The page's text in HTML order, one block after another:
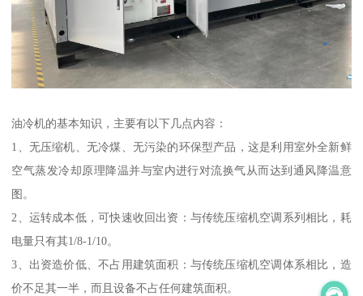
油冷机的基本知识，主要有以下几点内容：
1、无压缩机、无冷煤、无污染的环保型产品，这是利用室外全新鲜
空气蒸发冷却原理降温并与室内进行对流换气从而达到通风降温意
图。
2、运转成本低，可快速收回出资：与传统压缩机空调系列相比，耗
电量只有其1/8-1/10。
3、出资造价低、不占用建筑面积：与传统压缩机空调体系相比，造
价不足其一半，而且设备不占任何建筑面积。